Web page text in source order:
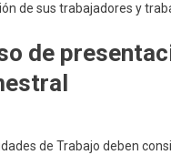
de sus trabajadores y
de
de Trabajo deben